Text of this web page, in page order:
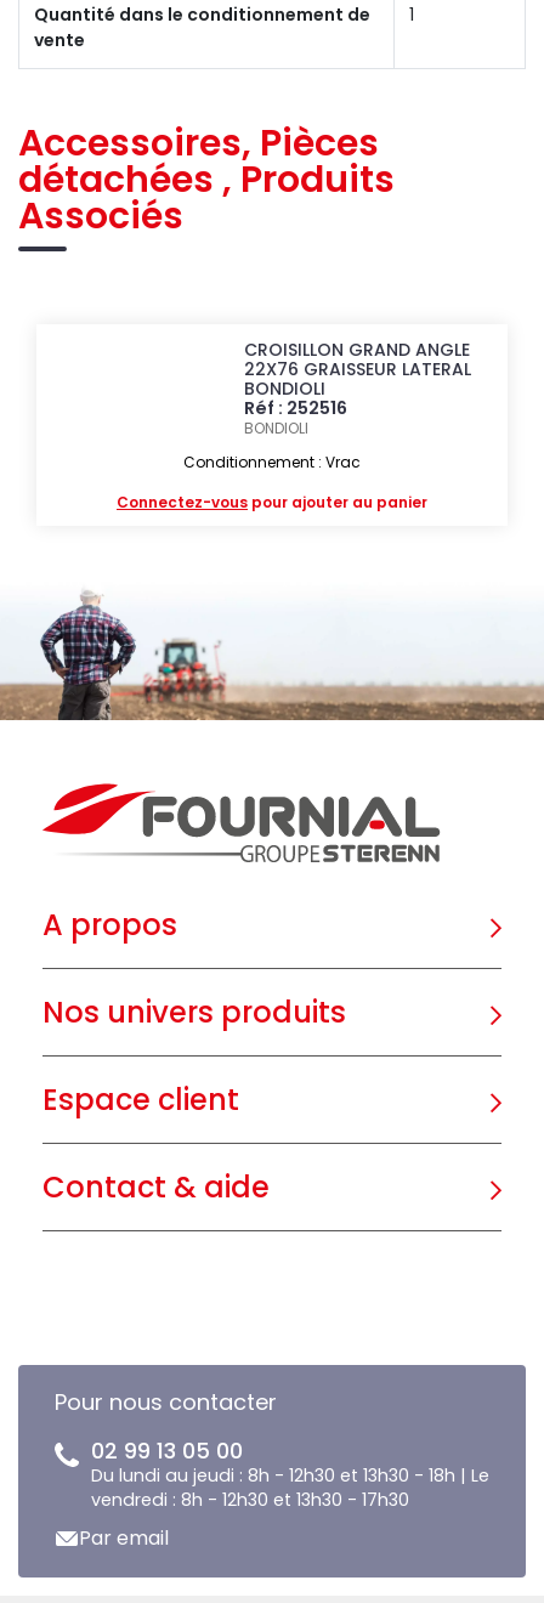
Quantité dans le conditionnement de
vente
1
Accessoires, Pièces
détachées , Produits
Associés
CROISILLON GRAND ANGLE
22X76 GRAISSEUR LATERAL
BONDIOLI
Réf : 252516
BONDIOLI
Conditionnement : Vrac
Connectez-vous pour ajouter au panier
A propos
Nos univers produits
Espace client
Contact & aide
Pour nous contacter
02 99 13 05 00
Du lundi au jeudi : 8h - 12h30 et 13h30 - 18h | Le
vendredi : 8h - 12h30 et 13h30 - 17h30
Par email